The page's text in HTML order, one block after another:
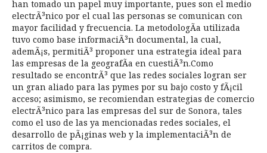
han tomado un papel muy importante, pues son el medio
electrÃ³nico por el cual las personas se comunican con
mayor facilidad y frecuencia. La metodologÃ­a utilizada
tuvo como base informaciÃ³n documental, la cual,
ademÃ¡s, permitiÃ³ proponer una estrategia ideal para
las empresas de la geografÃ­a en cuestiÃ³n.Como
resultado se encontrÃ³ que las redes sociales logran ser
un gran aliado para las pymes por su bajo costo y fÃ¡cil
acceso; asimismo, se recomiendan estrategias de comercio
electrÃ³nico para las empresas del sur de Sonora, tales
como el uso de las ya mencionadas redes sociales, el
desarrollo de pÃ¡ginas web y la implementaciÃ³n de
carritos de compra.